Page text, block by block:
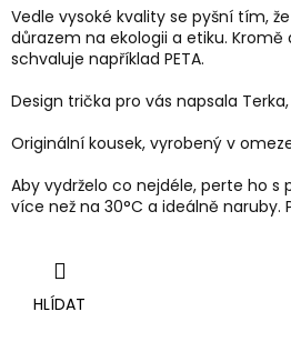
Vedle vysoké kvality se pyšní tím,
důrazem na ekologii a etiku.
schvaluje například PETA.
Design trička pro vás napsala
Originální kousek, vyrobený v
Aby vydrželo co nejdéle, perte ho s
více než na 30°C a ideálně naruby.
HLÍDAT